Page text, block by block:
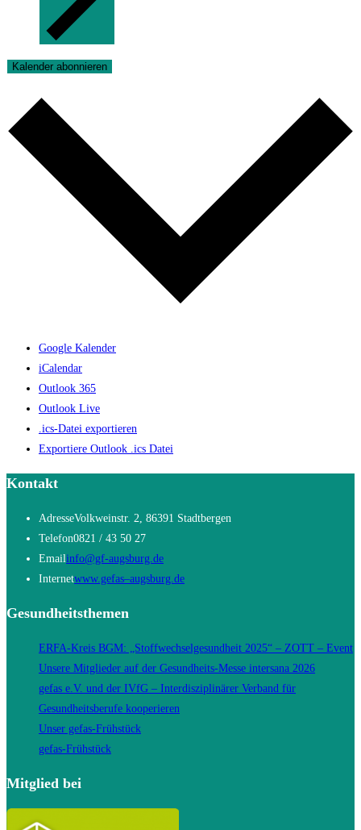
Kalender abonnieren
Google Kalender
iCalendar
Outlook 365
Outlook Live
.ics-Datei exportieren
Exportiere Outlook .ics Datei
Kontakt
AdresseVolkweinstr. 2, 86391 Stadtbergen
Telefon0821 / 43 50 27
Emailinfo@gf-augsburg.deOpens
in
Internetwww.gefas–augsburg.deOpens
Gesundheitsthemen
ERFA-Kreis BGM: „Stoffwechselgesundheit 2025“ – ZOTT – Event
Unsere Mitglieder auf der Gesundheits-Messe intersana 2026
gefas e.V. und der IVfG – Interdisziplinärer Verband für
Gesundheitsberufe kooperieren
Unser gefas-Frühstück
gefas-Frühstück
Mitglied bei